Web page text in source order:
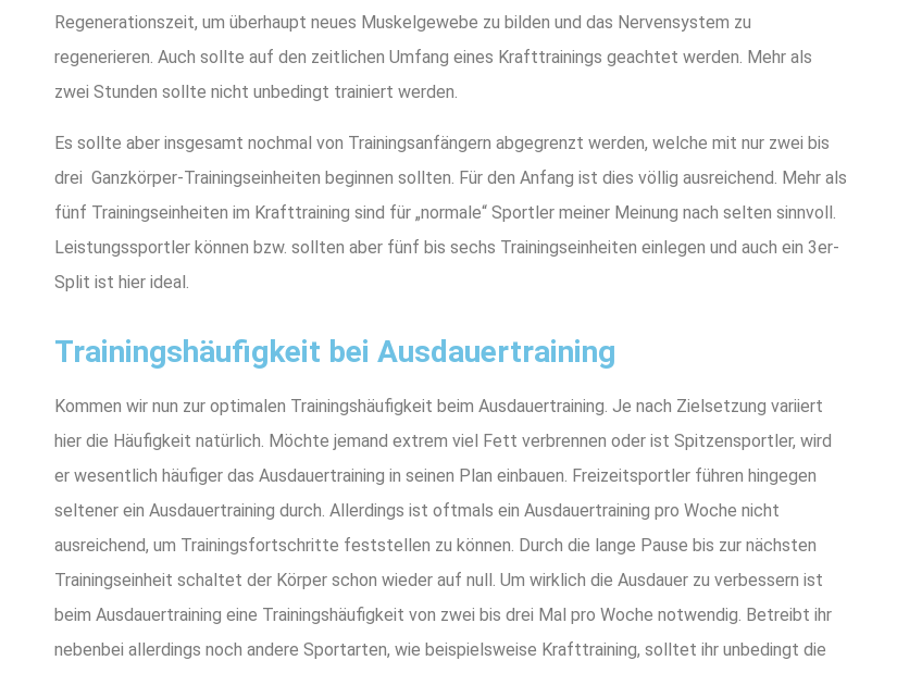
Regenerationszeit, um überhaupt neues Muskelgewebe zu bilden und das Nervensystem zu
regenerieren. Auch sollte auf den zeitlichen Umfang eines Krafttrainings geachtet werden. Mehr als
zwei Stunden sollte nicht unbedingt trainiert werden.
Es sollte aber insgesamt nochmal von Trainingsanfängern abgegrenzt werden, welche mit nur zwei bis
drei Ganzkörper-Trainingseinheiten beginnen sollten. Für den Anfang ist dies völlig ausreichend. Mehr als
fünf Trainingseinheiten im Krafttraining sind für „normale“ Sportler meiner Meinung nach selten sinnvoll.
Leistungssportler können bzw. sollten aber fünf bis sechs Trainingseinheiten einlegen und auch ein 3er-
Split ist hier ideal.
Trainingshäufigkeit bei Ausdauertraining
Kommen wir nun zur optimalen Trainingshäufigkeit beim Ausdauertraining. Je nach Zielsetzung variiert
hier die Häufigkeit natürlich. Möchte jemand extrem viel Fett verbrennen oder ist Spitzensportler, wird
er wesentlich häufiger das Ausdauertraining in seinen Plan einbauen. Freizeitsportler führen hingegen
seltener ein Ausdauertraining durch. Allerdings ist oftmals ein Ausdauertraining pro Woche nicht
ausreichend, um Trainingsfortschritte feststellen zu können. Durch die lange Pause bis zur nächsten
Trainingseinheit schaltet der Körper schon wieder auf null. Um wirklich die Ausdauer zu verbessern ist
beim Ausdauertraining eine Trainingshäufigkeit von zwei bis drei Mal pro Woche notwendig. Betreibt ihr
nebenbei allerdings noch andere Sportarten, wie beispielsweise Krafttraining, solltet ihr unbedingt die